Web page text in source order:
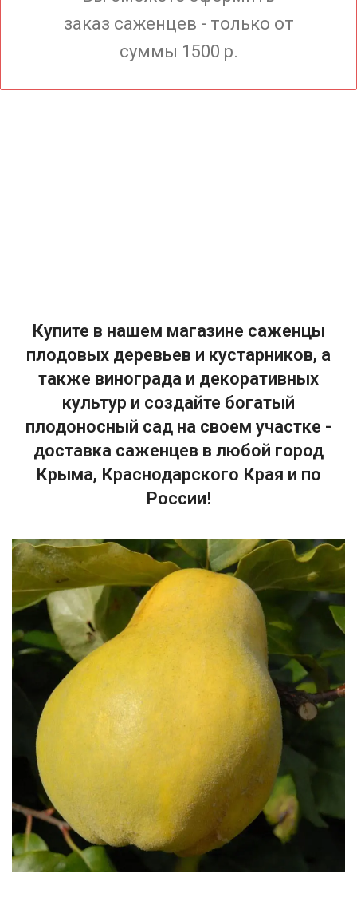
заказ саженцев - только от
суммы 1500 р.
Купите в нашем магазине саженцы
плодовых деревьев и кустарников, а
также винограда и декоративных
культур и создайте богатый
плодоносный сад на своем участке -
доставка саженцев в любой город
Крыма, Краснодарского Края и по
России!